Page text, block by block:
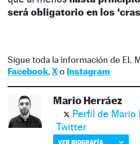
será obligatorio en los
Sigue toda la información de EL
Facebook, Xo Instagram
Mario Herráez
Perfil de Mario
Twitter
VER BIOGRAFÍA